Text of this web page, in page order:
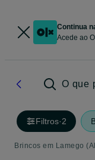
Continua
Acede ao
O que
Filtros·2
Brincos em Lamego